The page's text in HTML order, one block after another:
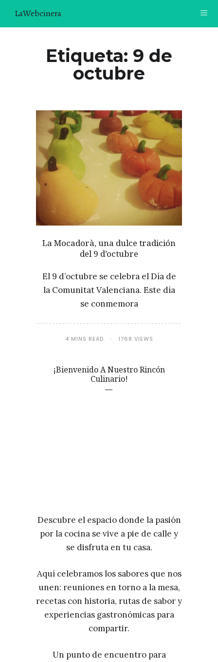
LaWebcinera
SOBRE MÍ
¿TE GUSTARÍA UNIRTE A NUESTRA AVENTURA GASTRON
ÚNETE A LA NEWSLETTER
RECOMENDACIONES
Etiqueta: 9 de
octubre
La Mocadorà, una dulce tradición
del 9 d’octubre
El 9 d’octubre se celebra el Día de
la Comunitat Valenciana. Este día
se conmemora
4 MINS READ 1768 VIEWS
¡Bienvenido A Nuestro Rincón
Culinario!
Descubre el espacio donde la pasión
por la cocina se vive a pie de calle y
se disfruta en tu casa.
Aquí celebramos los sabores que nos
unen: reuniones en torno a la mesa,
recetas con historia, rutas de sabor y
experiencias gastronómicas para
compartir.
Un punto de encuentro para